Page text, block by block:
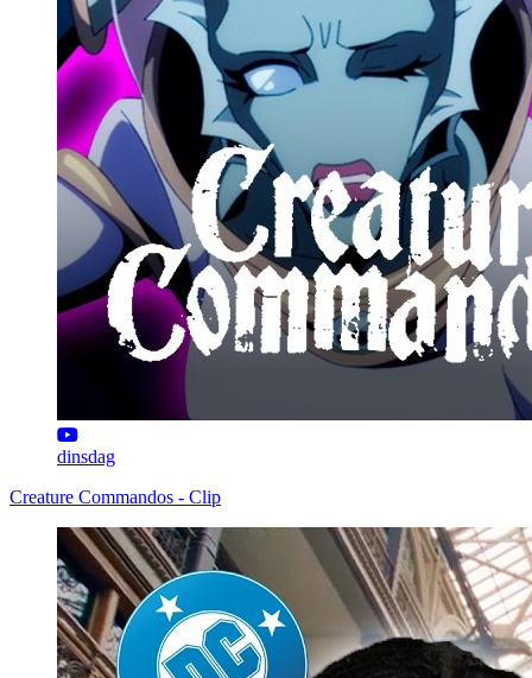
dinsdag
Creature Commandos - Clip